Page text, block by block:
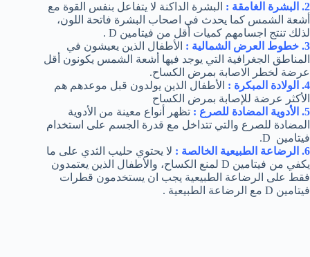
2. البشرة الغامقة :
البشرة الداكنة لا يتفاعل بنفس القوة مع
أشعة الشمس كما يحدث في اصحاب البشرة فاتحة اللون،
لذلك تنتج اجسامهم كميات أقل من فيتامين D .
3. خطوط العرض الشمالية :
الأطفال الذين يعيشون في
المناطق الجغرافية التي يوجد فيها أشعة الشمس يكونون أقل
عرضة لخطر الاصابة بمرض الكساح.
4. الولادة المبكرة :
الأطفال الذين يولدون قبل موعدهم هم
الأكثر عرضة للإصابة بمرض الكساح
5. الأدوية المضادة للصرع :
تظهر أنواع معينة من الأدوية
المضادة للصرع والتي تتداخل مع قدرة الجسم على استخدام
فيتامين D.
6. الرضاعة الطبيعية الخالصة :
لا يحتوي حليب الثدي على ما
يكفي من فيتامين D لمنع الكساح، والأطفال الذين يعتمدون
فقط على الرضاعة الطبيعية يجب ان يستخدمون قطرات
فيتامين D مع الرضاعة الطبيعية .